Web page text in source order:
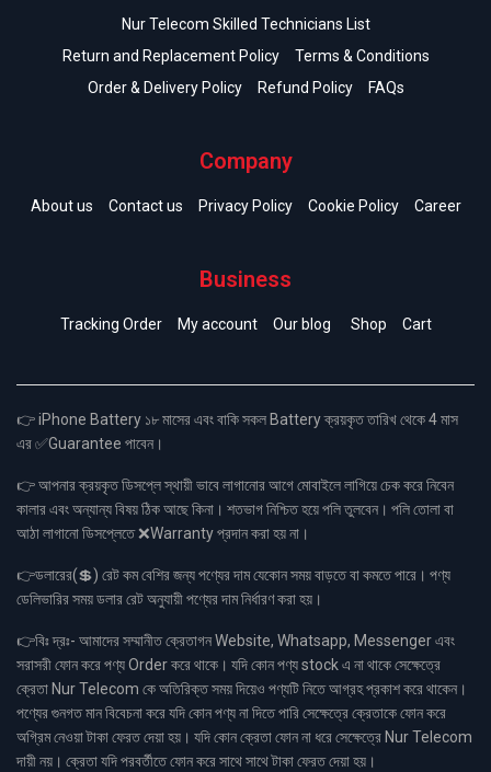
Nur Telecom Skilled Technicians List
Return and Replacement Policy
Terms & Conditions
Order & Delivery Policy
Refund Policy FAQs
Company
About us Contact us Privacy Policy Cookie Policy Career
Business
Tracking Order My account Our blog Shop Cart
👉 iPhone Battery ১৮ মাসের এবং বাকি সকল Battery ক্রয়কৃত তারিখ থেকে 4 মাস
এর ✅Guarantee পাবেন।
👉 আপনার ক্রয়কৃত ডিসপ্লে স্থায়ী ভাবে লাগানোর আগে মোবাইলে লাগিয়ে চেক করে নিবেন
কালার এবং অন্যান্য বিষয় ঠিক আছে কিনা। শতভাগ নিশ্চিত হয়ে পলি তুলবেন। পলি তোলা বা
আঠা লাগানো ডিসপ্লেতে ❌Warranty প্রদান করা হয় না।
👉ডলারের(💲) রেট কম বেশির জন্য পণ্যের দাম যেকোন সময় বাড়তে বা কমতে পারে। পণ্য
ডেলিভারির সময় ডলার রেট অনুযায়ী পণ্যের দাম নির্ধারণ করা হয়।
👉বিঃ দ্রঃ- আমাদের সম্মানীত ক্রেতাগন Website, Whatsapp, Messenger এবং
সরাসরী ফোন করে পণ্য Order করে থাকে। যদি কোন পণ্য stock এ না থাকে সেক্ষেত্রে
ক্রেতা Nur Telecom কে অতিরিক্ত সময় দিয়েও পণ্যটি নিতে আগ্রহ প্রকাশ করে থাকেন।
পণ্যের গুনগত মান বিবেচনা করে যদি কোন পণ্য না দিতে পারি সেক্ষেত্রে ক্রেতাকে ফোন করে
অগ্রিম নেওয়া টাকা ফেরত দেয়া হয়। যদি কোন ক্রেতা ফোন না ধরে সেক্ষেত্রে Nur Telecom
দায়ী নয়। ক্রেতা যদি পরবর্তীতে ফোন করে সাথে সাথে টাকা ফেরত দেয়া হয়।